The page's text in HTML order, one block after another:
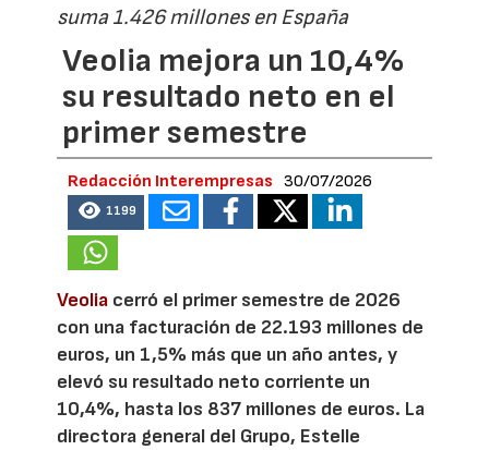
suma 1.426 millones en España
Veolia mejora un 10,4%
su resultado neto en el
primer semestre
Redacción Interempresas 30/07/2026
1199
Veolia cerró el primer semestre de 2026
con una facturación de 22.193 millones de
euros, un 1,5% más que un año antes, y
elevó su resultado neto corriente un
10,4%, hasta los 837 millones de euros. La
directora general del Grupo, Estelle